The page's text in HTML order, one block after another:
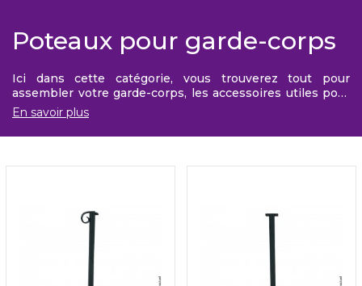
Poteaux pour garde-corps
Ici dans cette catégorie, vous trouverez tout pour
assembler votre garde-corps, les accessoires utiles pour
relier les grilles entre-elles comme les jonctions, angles,
…
En savoir plus